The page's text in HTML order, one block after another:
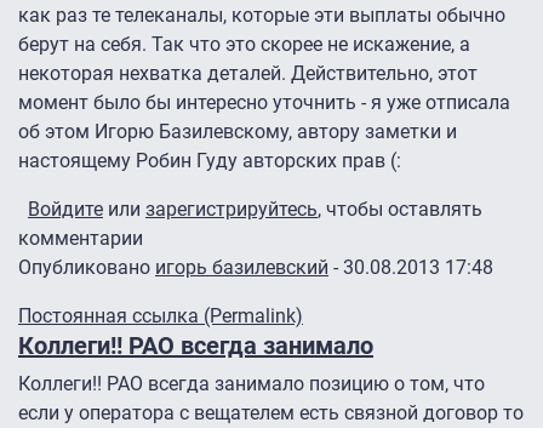
как раз те телеканалы, которые эти выплаты обычно
берут на себя. Так что это скорее не искажение, а
некоторая нехватка деталей. Действительно, этот
момент было бы интересно уточнить - я уже отписала
об этом Игорю Базилевскому, автору заметки и
настоящему Робин Гуду авторских прав (:
Войдите или зарегистрируйтесь, чтобы оставлять
комментарии
Опубликовано игорь базилевский - 30.08.2013 17:48
Ответ наСтатья дает немногоот
Постоянная ссылка (Permalink)
Коллеги!! РАО всегда занимало
Коллеги!! РАО всегда занимало позицию о том, что
если у оператора с вещателем есть связной договор то